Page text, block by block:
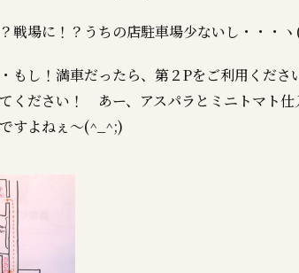
戦場に！？うちの店駐車場少ないし・・・
もし！満車だったら、第２Pをご利用くだ
ください！ あー、アスパラとミニトマト
すよねぇ～(^_^;)